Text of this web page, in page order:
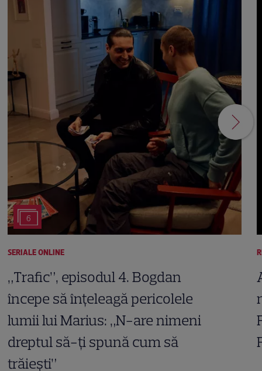
6
SERIALE ONLINE
„Trafic”, episodul 4. Bogdan
începe să înțeleagă pericolele
lumii lui Marius: „N-are nimeni
dreptul să-ți spună cum să
trăiești”